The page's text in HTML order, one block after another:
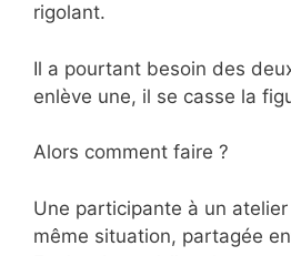
rigolant.
Il a pourtant besoin des
enlève une, il se casse la
Alors comment faire ?
Une participante à un
même situation, partagée